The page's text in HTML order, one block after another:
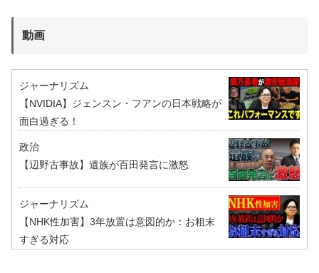
動画
ジャーナリズム
【NVIDIA】ジェンスン・フアンの日本戦略が
面白過ぎる！
政治
【辺野古事故】遺族が百田発言に激怒
ジャーナリズム
【NHK性加害】3年放置は意図的か：お粗末
すぎる対応